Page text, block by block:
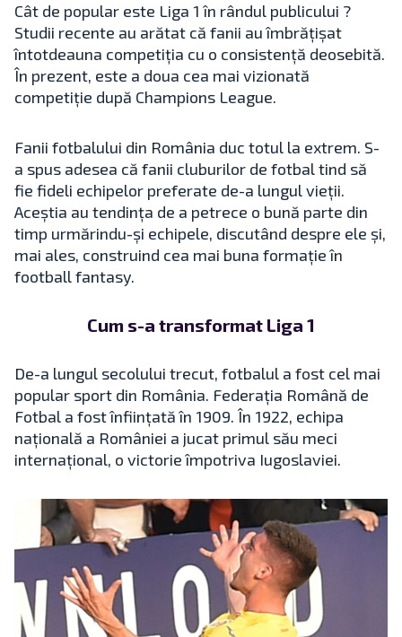
Cât de popular este Liga 1 în rândul publicului ?
Studii recente au arătat că fanii au îmbrățișat
întotdeauna competiția cu o consistență deosebită.
În prezent, este a doua cea mai vizionată
competiție după Champions League.
Fanii fotbalului din România duc totul la extrem. S-
a spus adesea că fanii cluburilor de fotbal tind să
fie fideli echipelor preferate de-a lungul vieții.
Aceștia au tendința de a petrece o bună parte din
timp urmărindu-și echipele, discutând despre ele și,
mai ales, construind cea mai buna formație în
football fantasy.
Cum s-a transformat Liga 1
De-a lungul secolului trecut, fotbalul a fost cel mai
popular sport din România. Federația Română de
Fotbal a fost înființată în 1909. În 1922, echipa
națională a României a jucat primul său meci
internațional, o victorie împotriva Iugoslaviei.